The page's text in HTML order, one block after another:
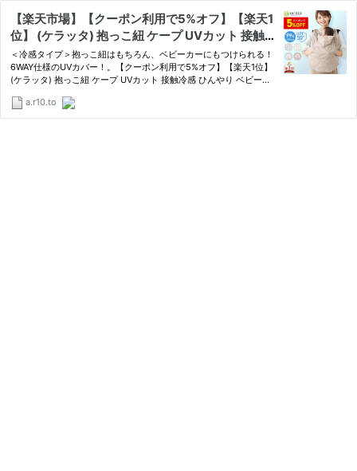
【楽天市場】【クーポン利用で5%オフ】【楽天1
位】 (ケラッタ) 抱っこ紐 ケープ UVカット 接触
冷感 ひんやり ベビーケープ 春 夏 秋 ベビーカー
ブランケット 日よけ ひよけカバー サイズ調整で
虫よけにも 飛沫カット カバー クリップ取付 グレ
ー ベージュ：ケラッタ 楽天市場店
＜冷感タイプ＞抱っこ紐はもちろん、ベビーカーにもつけられる！
6WAY仕様のUVカバー！。【クーポン利用で5%オフ】【楽天1位】
(ケラッタ) 抱っこ紐 ケープ UVカット 接触冷感 ひんやり ベビーケ
調整で虫よけにも 飛沫カット カバー クリップ取付 グレー…
a.r10.to